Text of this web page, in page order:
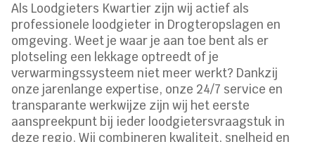
Als Loodgieters Kwartier zijn wij actief als
professionele loodgieter in Drogteropslagen en
omgeving. Weet je waar je aan toe bent als er
plotseling een lekkage optreedt of je
verwarmingssysteem niet meer werkt? Dankzij
onze jarenlange expertise, onze 24/7 service en
transparante werkwijze zijn wij het eerste
aanspreekpunt bij ieder loodgietersvraagstuk in
deze regio. Wij combineren kwaliteit, snelheid en